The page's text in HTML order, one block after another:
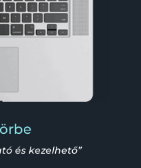
és kezelhető”